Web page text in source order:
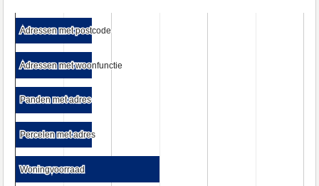
Adressen met postcode
Adressen met postcode
Adressen met woonfunctie
Adressen met woonfunctie
Panden met adres
Panden met adres
Percelen met adres
Percelen met adres
Woningvoorraad
Woningvoorraad